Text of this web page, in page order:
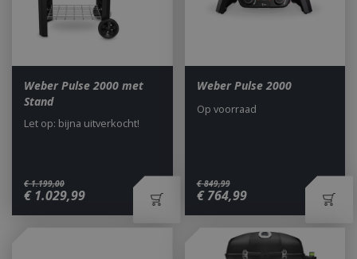
Weber Pulse 2000 met
Stand
€ 1.199,00
€ 1.029,99
Let op: bijna uitverkocht!
Weber Pulse 2000
€ 849,99
€ 764,99
Op voorraad